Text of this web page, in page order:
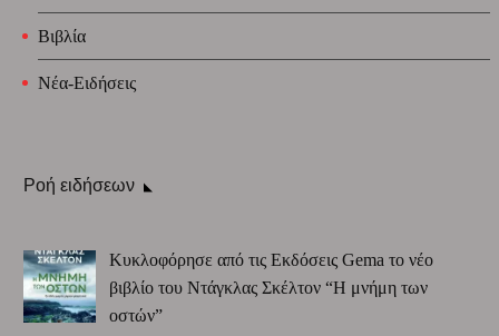
Βιβλία
Νέα-Ειδήσεις
Ροή ειδήσεων
Κυκλοφόρησε από τις Εκδόσεις Gema το νέο
βιβλίο του Ντάγκλας Σκέλτον “Η μνήμη των
οστών”